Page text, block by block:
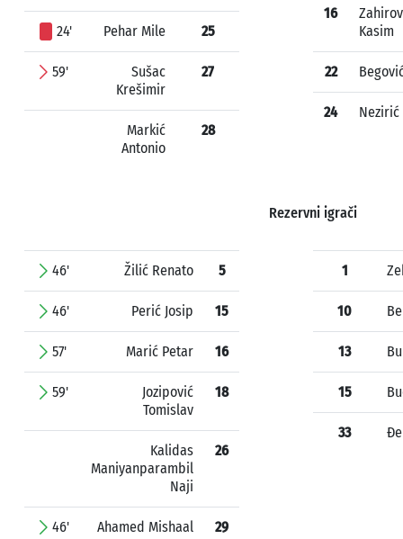
24' Pehar Mile 25
59'
Sušac
Krešimir
27
Markić
Antonio
28
16
Kasim
22
24 Nezirić
Rezervni igrači
46' Žilić Renato 5
46' Perić Josip 15
57' Marić Petar 16
59'
Jozipović
Tomislav
18
Kalidas
Maniyanparambil
Naji
26
46' Ahamed Mishaal 29
1
10
13
15
33